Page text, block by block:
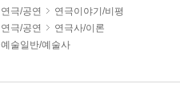
연극/공연
연극이야기/비평
연극/공연
연극사/이론
예술일반/예술사